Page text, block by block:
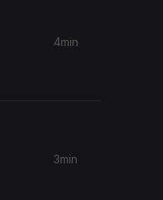
4min
3min